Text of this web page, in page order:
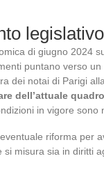
di giugno 2024
puntano verso
dei notai di Parigi
dell’attuale
in vigore
riforma per
misura sia in diritti